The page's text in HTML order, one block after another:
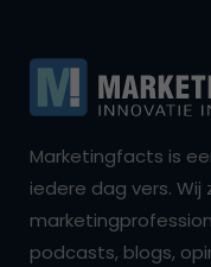
Marketingfacts is
iedere dag vers.
podcasts, blogs,